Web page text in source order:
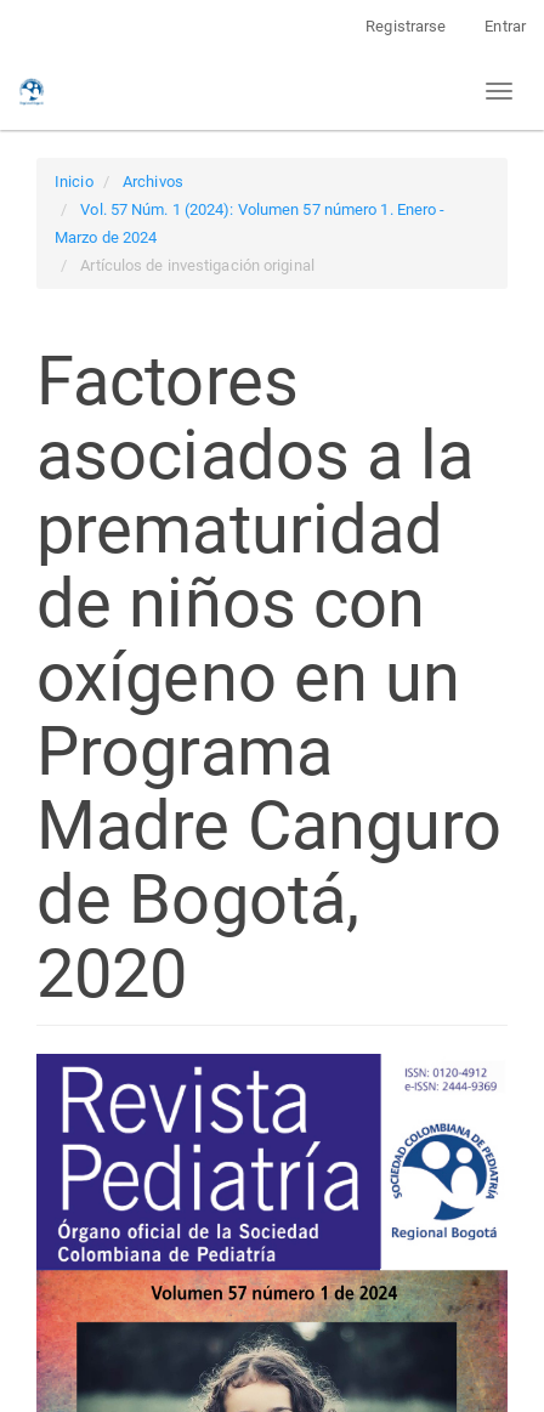
Registrarse Entrar
Toggle
Inicio
Archivos
Vol. 57 Núm. 1 (2024): Volumen 57 número 1. Enero -
Marzo de 2024
Artículos de investigación original
Factores
asociados a la
prematuridad
de niños con
oxígeno en un
Programa
Madre Canguro
de Bogotá,
2020
Barra
lateral
del
artículo